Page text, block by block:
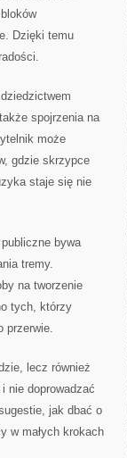
Dzięki temu
spojrzenia na
może
gdzie skrzypce
staje się nie
bywa
tremy.
na tworzenie
tych, którzy
przerwie.
lecz również
nie doprowadzać
jak dbać o
w małych krokach